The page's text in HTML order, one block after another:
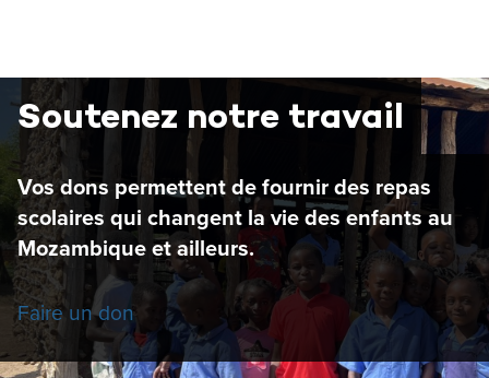
Soutenez notre travail
Vos dons permettent de fournir des repas
scolaires qui changent la vie des enfants au
Mozambique et ailleurs.
Faire un don